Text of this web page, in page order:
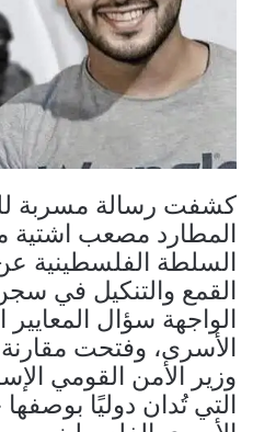
كشفت رسالة مسربة
المطارد مصعب
السلطة الفلسطينية
القمع والتنكيل في
الواجهة سؤال
الأسرى، وفتحت
وزير الأمن القومي
التي تُدان دوليًا